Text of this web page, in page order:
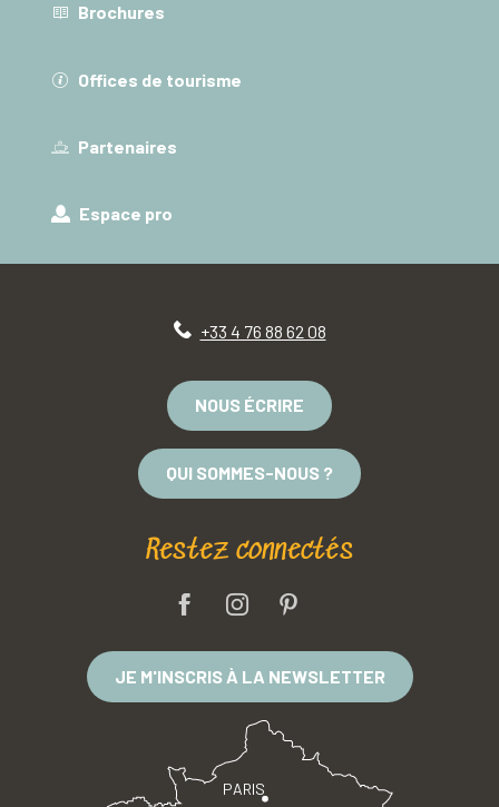
Brochures
Offices de tourisme
Partenaires
Espace pro
+33 4 76 88 62 08
NOUS ÉCRIRE
QUI SOMMES-NOUS ?
Restez connectés
JE M'INSCRIS À LA NEWSLETTER
PARIS